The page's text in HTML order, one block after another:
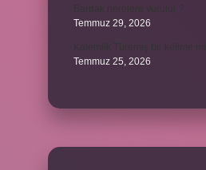
Temmuz 29, 2026
Temmuz 25, 2026